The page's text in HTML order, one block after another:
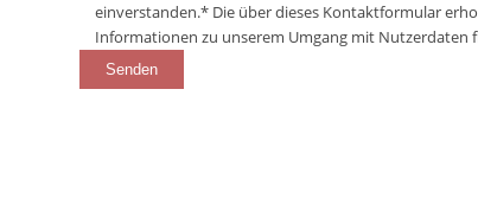
einverstanden.* Die über dieses Kontaktformular
Informationen zu unserem Umgang mit Nutzerdaten